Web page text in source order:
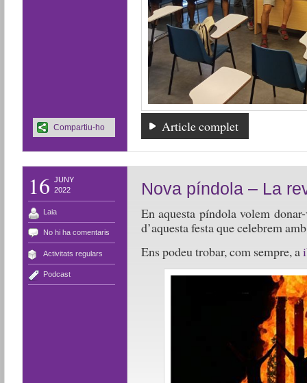
Article complet
Compartiu-ho
16 JUNY
2022
Laia
No hi ha comentaris
Activitats regulars
Podcast
Nova píndola – La
En aquesta píndola volem
d’aquesta festa que celebrem
Ens podeu trobar, com sempre, a